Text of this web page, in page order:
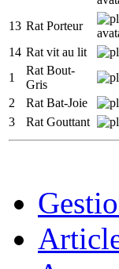
13 Rat Porteur
14 Rat vit au lit
1
Rat Bout-
Gris
2 Rat Bat-Joie
3 Rat Gouttant